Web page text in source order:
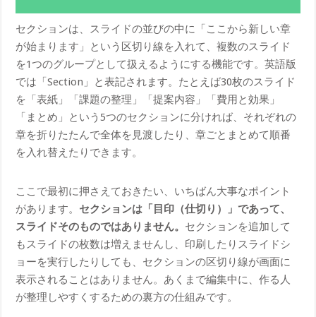
セクションは、スライドの並びの中に「ここから新しい章
が始まります」という区切り線を入れて、複数のスライド
を1つのグループとして扱えるようにする機能です。英語版
では「Section」と表記されます。たとえば30枚のスライド
を「表紙」「課題の整理」「提案内容」「費用と効果」
「まとめ」という5つのセクションに分ければ、それぞれの
章を折りたたんで全体を見渡したり、章ごとまとめて順番
を入れ替えたりできます。
ここで最初に押さえておきたい、いちばん大事なポイント
があります。 セクションは「目印（仕切り）」であって、
スライドそのものではありません。 セクションを追加して
もスライドの枚数は増えませんし、印刷したりスライドシ
ョーを実行したりしても、セクションの区切り線が画面に
表示されることはありません。あくまで編集中に、作る人
が整理しやすくするための裏方の仕組みです。